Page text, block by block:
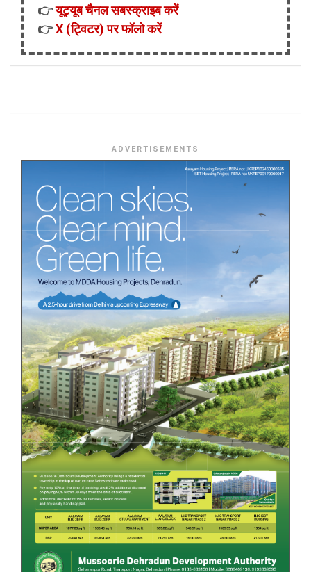
👉यूट्यूब चैनल सबस्क्राइब करें
👉X (ट्विटर) पर फॉलो करें
ADVERTISEMENTS